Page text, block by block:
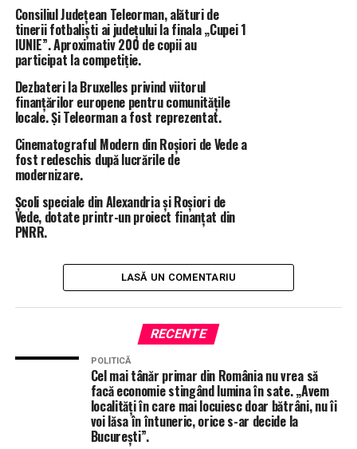
Potrivit acestuia, valoarea reală a investițiilor derulate
de Consiliul Județean este chiar mai mare, deoarece
depășesc pragul de 100 de milioane de lei, fără a include
proiectele mai mici aflate în implementare sau
Reprezentanții administrației județene spun că
multor proiecte de investiții, care să contribuie la
modernizarea infrastructurii și la dezvoltarea județului.
ÎNTÂMPLĂRI RECERENTE ADRIAN GADEA
Robert Negoiță, vizat de o anchetă DNA. Percheziții la
Primăria Sectorului 3.
Teleorman, inclus într-un proiect european pentru
pregătirea comunităților în fața schimbărilor climatice.
Consiliul Județean Teleorman, alături de
tinerii fotbaliști ai județului la finala „Cupei 1
IUNIE”. Aproximativ 200 de copii au
participat la competiție.
Dezbateri la Bruxelles privind viitorul
finanțărilor europene pentru comunitățile
locale. Și Teleorman a fost reprezentat.
Cinematograful Modern din Roșiori de Vede a
fost redeschis după lucrările de
modernizare.
Școli speciale din Alexandria și Roșiori de
Vede, dotate printr-un proiect finanțat din
PNRR.
LASĂ UN COMENTARIU
RECENTE
POLITICĂ
Cel mai tânăr primar din România nu vrea să
facă economie stingând lumina în sate. „Avem
localități în care mai locuiesc doar bătrâni, nu îi
voi lăsa în întuneric, orice s-ar decide la
București”.